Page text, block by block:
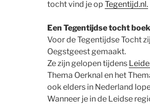
tocht vind je op Tegentijd.nl.
Een Tegentijdse tocht
Voor de Tegentijdse Tocht
Oegstgeest gemaakt.
Ze zijn gelopen tijdens
Thema Oerknal en het
ook elders in Nederland
Wanneer je in de Leidse